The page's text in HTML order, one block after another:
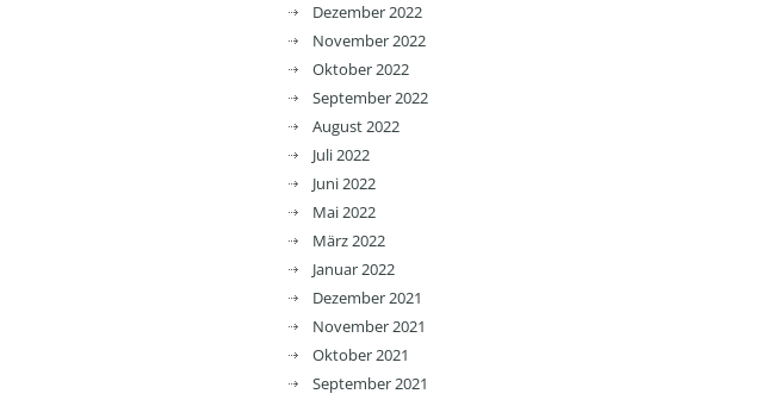
Dezember 2022
November 2022
Oktober 2022
September 2022
August 2022
Juli 2022
Juni 2022
Mai 2022
März 2022
Januar 2022
Dezember 2021
November 2021
Oktober 2021
September 2021